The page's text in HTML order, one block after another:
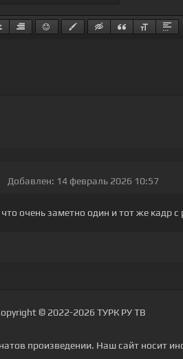
Добавлен: 14 февраль 2026 10:57
что очень заметно один и тот же кадр
© 2022-2026 ТУРК РУ ТВ
произведении. Наш сайт носит